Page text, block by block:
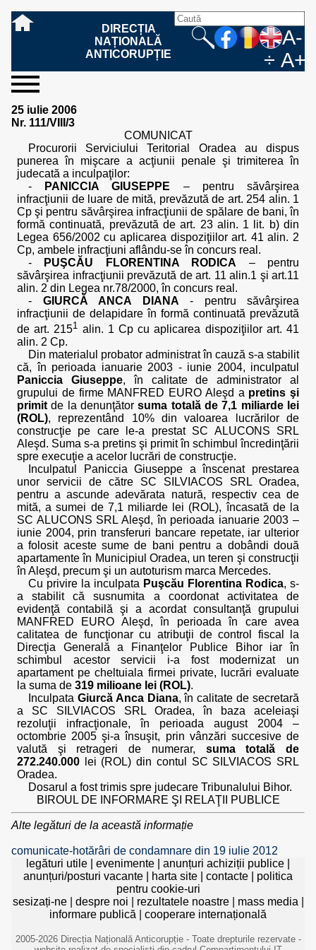
DIRECȚIA
NAȚIONALĂ
ANTICORUPȚIE
A-
÷ A+
sesizați-
ne
Ce
înseamnă
corupție
Cum
sesizați
de
corupție?
Cum
este
cel care
denunță?
Ce
trebuie
conțină o
sesizare?
Fazele
procesului
Ce
urmează
sesizez
o faptă
de
corupție?
Care sunt
drepturile și
persoanelor
în procesul
penal?
Cum
sprijiniți
oferind
date
despre
posibile
fapte de
corupție?
despre
noi
Cine
lucrează
Cu ce
se
DNA?
Sursele
de
ale DNA
Structura
Conducerea
Structuri
teritoriale
Cadrul
legal
Resurse
financiare
publice
Resurse
umane
Integritate
instituțională
rezultatele
noastre
Rapoarte
de
Hotărâri
penale
în cauze
de
corupție
mass
media
Biroul de
informare
publice -
Contacte
Comunicate
de presă
Model de
acreditare
Drept
la
Evenimente
informare
publică
Persoana
responsabilă
informarea
publică
Model
solicitare
în baza
Legii
544/2001
Raportul
anual
aplicarea
Legii
544/2001
Legea
544/2001
de
aplicare
Protecția
datelor
caracter
personal
Modalități
de
a
răspunsului
oferit în
baza Legii
544/2001
cooperare
internațională
Programe
Evenimente
internaționale
Cadrul legal
internațional
25 iulie 2006
Nr. 111/VIII/3
COMUNICAT
Procurorii Serviciului Teritorial Oradea au dispus
punerea în mişcare a acţiunii penale şi trimiterea în
judecată a inculpaţilor:
-
PANICCIA GIUSEPPE – pentru săvârşirea
infracţiunii de luare de mită, prevăzută de art. 254 alin. 1
Cp şi pentru săvârşirea infracţiunii de spălare de bani, în
formă continuată, prevăzută de art. 23 alin. 1 lit. b) din
Legea 656/2002 cu aplicarea dispoziţiilor art. 41 alin. 2
Cp, ambele infracţiuni aflându-se în concurs real.
-
PUŞCĂU FLORENTINA RODICA – pentru
săvârşirea infracţiunii prevăzută de art. 11 alin.1 şi art.11
alin. 2 din Legea nr.78/2000, în concurs real.
- GIURCĂ ANCA DIANA - pentru săvârşirea
infracţiunii de delapidare în formă continuată prevăzută
de art. 2151 alin. 1 Cp cu aplicarea dispoziţiilor art. 41
alin. 2 Cp.
Din materialul probator administrat în cauză s-a stabilit
că, în perioada ianuarie 2003 - iunie 2004, inculpatul
Paniccia Giuseppe, în calitate de administrator al
grupului de firme MANFRED EURO Aleşd a pretins şi
primit de la denunţătorsuma totală de 7,1 miliarde lei
(ROL), reprezentând 10% din valoarea lucrărilor de
construcţie pe care le-a prestat SC ALUCONS SRL
Aleşd. Suma s-a pretins şi primit în schimbul încredinţării
spre execuţie a acelor lucrări de construcţie.
Inculpatul Paniccia Giuseppe a înscenat prestarea
unor servicii de către SC SILVIACOS SRL Oradea,
pentru a ascunde adevărata natură, respectiv cea de
mită, a sumei de 7,1 miliarde lei (ROL), încasată de la
SC ALUCONS SRL Aleşd, în perioada ianuarie 2003 –
iunie 2004, prin transferuri bancare repetate, iar ulterior
a folosit aceste sume de bani pentru a dobândi două
apartamente în Municipiul Oradea, un teren şi construcţii
în Aleşd, precum şi un autoturism marca Mercedes.
Cu privire la inculpata Puşcău Florentina Rodica, s-
a stabilit că susnumita a coordonat activitatea de
evidenţă contabilă şi a acordat consultanţă grupului
MANFRED EURO Aleşd, în perioada în care avea
calitatea de funcţionar cu atribuţii de control fiscal la
Direcţia Generală a Finanţelor Publice Bihor iar în
schimbul acestor servicii i-a fost modernizat un
apartament pe cheltuiala firmei private, lucrări evaluate
la suma de 319 milioane lei (ROL).
Inculpata Giurcă Anca Diana, în calitate de secretară
a SC SILVIACOS SRL Oradea, în baza aceleiaşi
rezoluţii infracţionale, în perioada august 2004 –
octombrie 2005 şi-a însuşit, prin vânzări succesive de
valută şi retrageri de numerar, suma totală de
272.240.000 lei (ROL) din contul SC SILVIACOS SRL
Oradea.
Dosarul a fost trimis spre judecare Tribunalului Bihor.
BIROUL DE INFORMARE ŞI RELAŢII PUBLICE
Alte legături de la această informație
comunicate-hotărâri de condamnare din 19 iulie 2012
legături utile
evenimente anunțuri achiziții publice
anunțuri/posturi vacante
harta site contacte
politica
pentru cookie-uri
sesizați-ne| despre noi rezultatele noastre| mass media
informare publică
cooperare internațională
2005-2026 Direcția Națională Anticorupție - Toate drepturile rezervate -